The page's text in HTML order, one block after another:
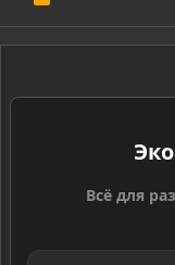
S
Всё для